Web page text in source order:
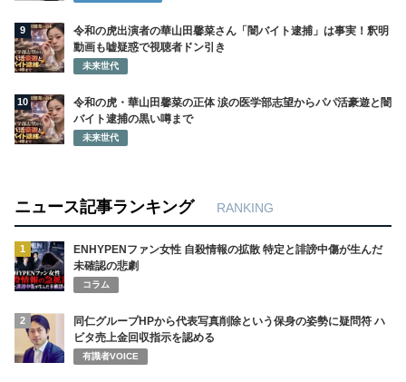
9
令和の虎出演者の華山田馨菜さん「闇バイト逮捕」は事実！釈明
動画も嘘疑惑で視聴者ドン引き
未来世代
10
令和の虎・華山田馨菜の正体 涙の医学部志望からパパ活豪遊と闇
バイト逮捕の黒い噂まで
未来世代
ニュース記事ランキング RANKING
1
ENHYPENファン女性 自殺情報の拡散 特定と誹謗中傷が生んだ
未確認の悲劇
コラム
2
同仁グループHPから代表写真削除という保身の姿勢に疑問符 ハ
ビタ売上金回収指示を認める
有識者VOICE